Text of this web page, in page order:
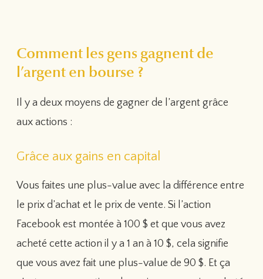
Comment les gens gagnent de
l’argent en bourse ?
Il y a deux moyens de gagner de l’argent grâce
aux actions :
Grâce aux gains en capital
Vous faites une plus-value avec la différence entre
le prix d’achat et le prix de vente. Si l’action
Facebook est montée à 100 $ et que vous avez
acheté cette action il y a 1 an à 10 $, cela signifie
que vous avez fait une plus-value de 90 $. Et ça